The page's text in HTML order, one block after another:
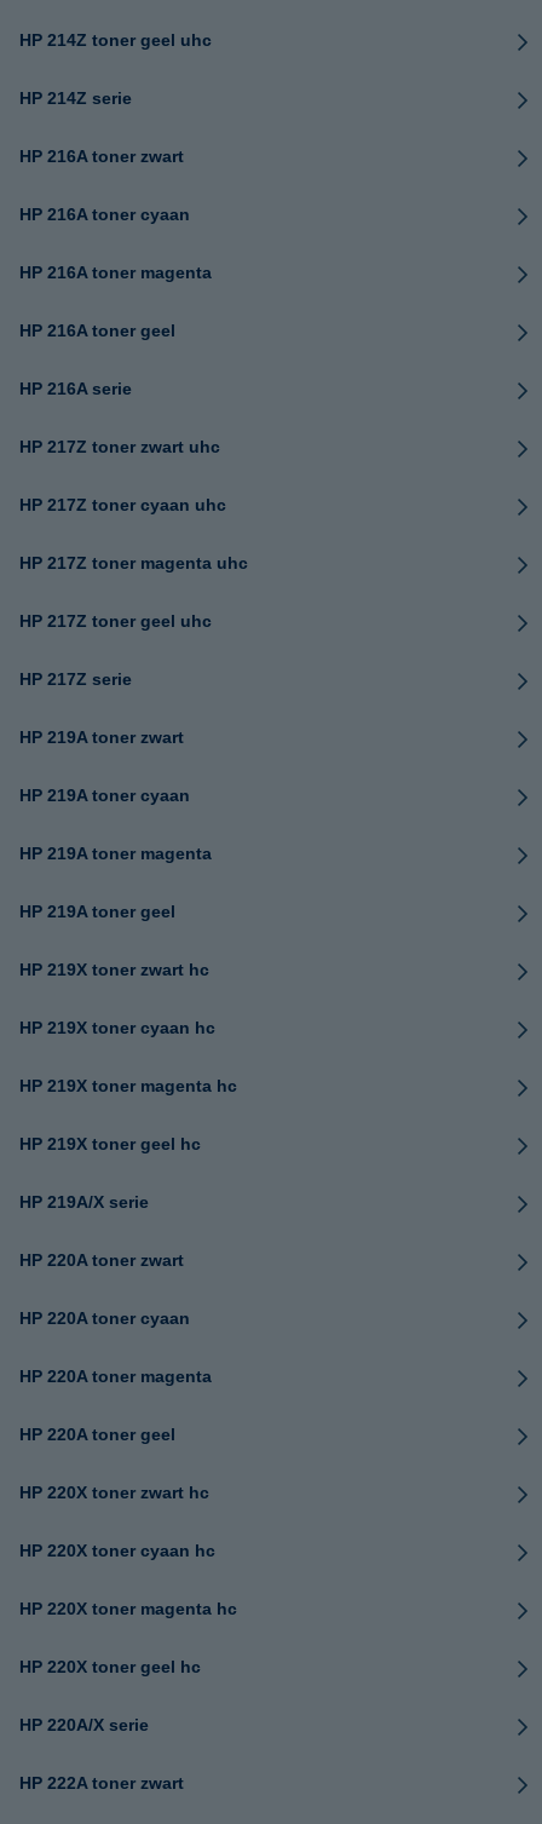
HP 214Z toner geel uhc
HP 214Z serie
HP 216A toner zwart
HP 216A toner cyaan
HP 216A toner magenta
HP 216A toner geel
HP 216A serie
HP 217Z toner zwart uhc
HP 217Z toner cyaan uhc
HP 217Z toner magenta uhc
HP 217Z toner geel uhc
HP 217Z serie
HP 219A toner zwart
HP 219A toner cyaan
HP 219A toner magenta
HP 219A toner geel
HP 219X toner zwart hc
HP 219X toner cyaan hc
HP 219X toner magenta hc
HP 219X toner geel hc
HP 219A/X serie
HP 220A toner zwart
HP 220A toner cyaan
HP 220A toner magenta
HP 220A toner geel
HP 220X toner zwart hc
HP 220X toner cyaan hc
HP 220X toner magenta hc
HP 220X toner geel hc
HP 220A/X serie
HP 222A toner zwart